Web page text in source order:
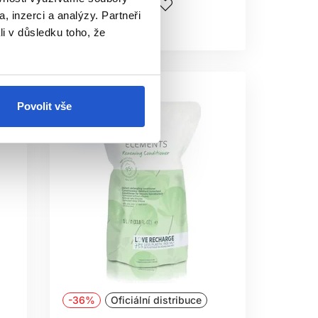
inzerci a analýzy. Partneři
v důsledku toho, že
Povolit vše
TYP VLASŮ?
lehčí dávku.
MYTÍ?
do délek.
použití.
VODOU?
Koupit
Skladem ㅤ
-36% Oficiální distribuce